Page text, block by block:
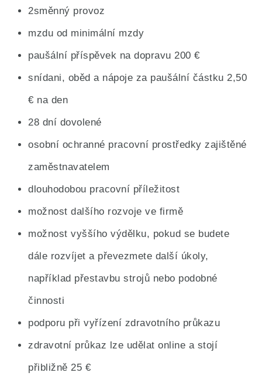
2směnný provoz
mzdu od minimální mzdy
paušální příspěvek na dopravu 200 €
snídani, oběd a nápoje za paušální částku 2,50
€ na den
28 dní dovolené
osobní ochranné pracovní prostředky zajištěné
zaměstnavatelem
dlouhodobou pracovní příležitost
možnost dalšího rozvoje ve firmě
možnost vyššího výdělku, pokud se budete
dále rozvíjet a převezmete další úkoly,
například přestavbu strojů nebo podobné
činnosti
podporu při vyřízení zdravotního průkazu
zdravotní průkaz lze udělat online a stojí
přibližně 25 €